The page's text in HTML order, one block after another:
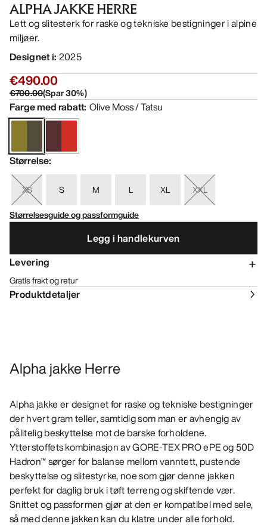
ALPHA JAKKE HERRE
Lett og slitesterk for raske og tekniske bestigninger i alpine
miljøer.
Designet i: 2025
€490.00
€700.00(Spar30%)
Farge med rabatt: Olive Moss / Tatsu
Størrelse:
XS S M L XL
XXL
Størrelsesguide og passformguide
Legg i handlekurven
Levering
Gratis frakt og retur
Produktdetaljer
Alpha jakke Herre
Alpha jakke er designet for raske og tekniske bestigninger
der hvert gram teller, samtidig som man er avhengig av
pålitelig beskyttelse mot de barske forholdene.
Ytterstoffets kombinasjon av GORE-TEX PRO ePE og 50D
Hadron™ sørger for balanse mellom vanntett, pustende
beskyttelse og slitestyrke, noe som gjør denne jakken
perfekt for daglig bruk i tøft terreng og skiftende vær.
Snittet og passformen gjør at den er kompatibel med sele,
så med denne jakken kan du klatre under alle forhold.